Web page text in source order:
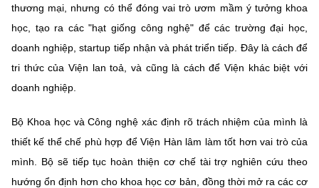
thương mại, nhưng có thể đóng vai trò ươm mầm ý tưởng khoa
học, tạo ra các "hạt giống công nghệ" để các trường đại học,
doanh nghiệp, startup tiếp nhận và phát triển tiếp. Đây là cách để
tri thức của Viện lan toả, và cũng là cách để Viện khác biệt với
doanh nghiệp.
Bộ Khoa học và Công nghệ xác định rõ trách nhiệm của mình là
thiết kế thể chế phù hợp để Viện Hàn lâm làm tốt hơn vai trò của
mình. Bộ sẽ tiếp tục hoàn thiện cơ chế tài trợ nghiên cứu theo
hướng ổn định hơn cho khoa học cơ bản, đồng thời mở ra các cơ